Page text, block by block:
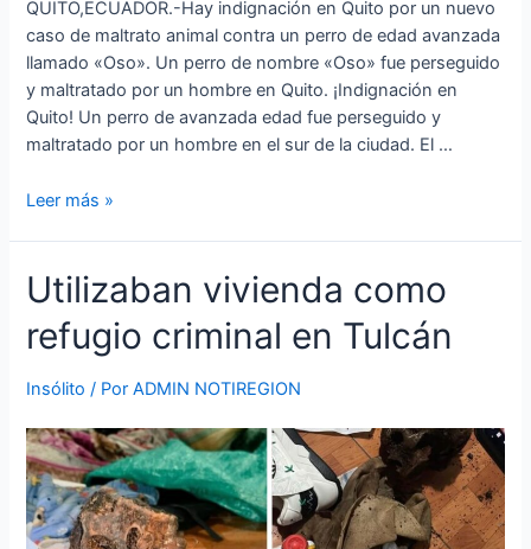
QUITO,ECUADOR.-Hay indignación en Quito por un nuevo
caso de maltrato animal contra un perro de edad avanzada
llamado «Oso». Un perro de nombre «Oso» fue perseguido
y maltratado por un hombre en Quito. ¡Indignación en
Quito! Un perro de avanzada edad fue perseguido y
maltratado por un hombre en el sur de la ciudad. El …
Leer más »
Utilizaban vivienda como
refugio criminal en Tulcán
Insólito / PorADMIN NOTIREGION
Utilizaban
vivienda
como
criminal
Tulcán